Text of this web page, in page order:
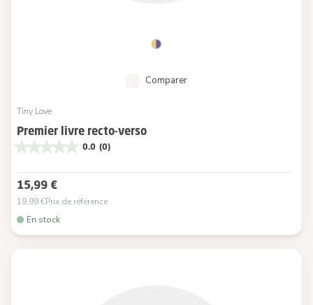
Comparer
Tiny Love
Premier livre recto-verso
0.0 (0)
15,99 €
19,99 €Prix de référence
En stock